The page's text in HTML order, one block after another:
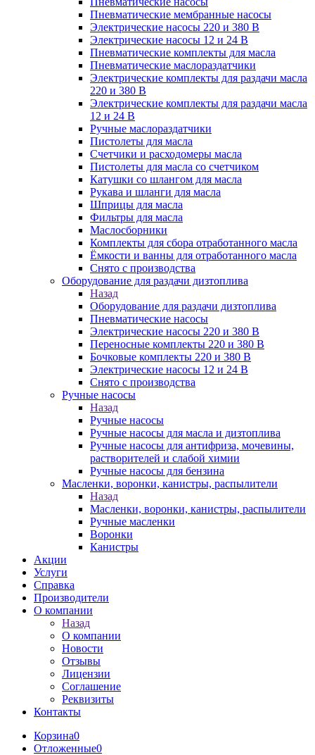
Пневматические мембранные насосы
Электрические насосы 220 и 380 В
Электрические насосы 12 и 24 В
Пневматические комплекты для масла
Пневматические маслораздатчики
Электрические комплекты для раздачи масла
220 и 380 В
Электрические комплекты для раздачи масла
12 и 24 В
Ручные маслораздатчики
Пистолеты для масла
Счетчики и расходомеры масла
Пистолеты для масла со счетчиком
Катушки со шлангом для масла
Рукава и шланги для масла
Шприцы для масла
Фильтры для масла
Маслосборники
Комплекты для сбора отработанного масла
Ёмкости и ванны для отработанного масла
Снято с производства
Оборудование для раздачи дизтоплива
Назад
Оборудование для раздачи дизтоплива
Пневматические насосы
Электрические насосы 220 и 380 В
Переносные комплекты 220 и 380 В
Бочковые комплекты 220 и 380 В
Электрические насосы 12 и 24 В
Снято с производства
Ручные насосы
Назад
Ручные насосы
Ручные насосы для масла и дизтоплива
Ручные насосы для антифриза, мочевины,
растворителей и слабой химии
Ручные насосы для бензина
Масленки, воронки, канистры, распылители
Назад
Масленки, воронки, канистры, распылители
Ручные масленки
Воронки
Канистры
Акции
Услуги
Справка
Производители
О компании
Назад
О компании
Новости
Отзывы
Лицензии
Соглашение
Реквизиты
Контакты
Корзина0
Отложенные0